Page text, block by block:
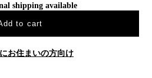
shipping available
to cart
お住まいの方向け